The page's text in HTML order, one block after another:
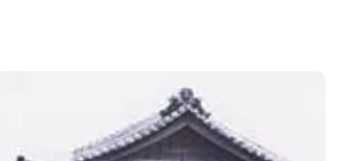
頃へとお誘い致します。